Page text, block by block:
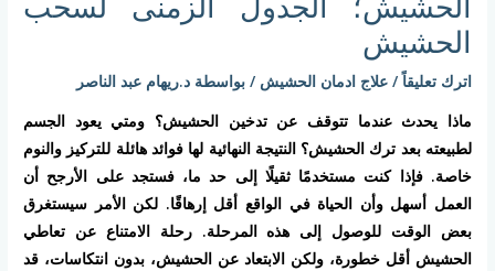
الحشيش
اترك تعليقاً /علاج ادمان الحشيش / بواسطة د.ريهام عبد الناصر
ماذا يحدث عندما تتوقف عن تدخين الحشيش؟ ومتي يعود الجسم
لطبيعته بعد ترك الحشيش؟ النتيجة النهائية لها فوائد هائلة للتركيز والنوم
خاصة. فإذا كنت مستخدمًا ثقيلًا إلى حد ما، فستجد على الأرجح أن
العمل أسهل وأن الحياة في الواقع أقل إرهاقًا. لكن الأمر سيستغرق
بعض الوقت للوصول إلى هذه المرحلة. رحلة الامتناع عن تعاطي
الحشيش أقل خطورة، ولكن الابتعاد عن الحشيش، بدون انتكاسات، قد